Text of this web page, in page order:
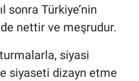
sonra Türkiye’nin
nettir ve meşrudur.
siyasi
siyaseti dizayn etme